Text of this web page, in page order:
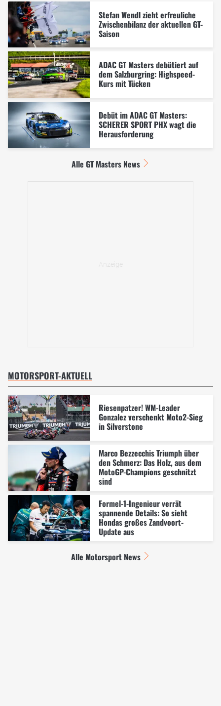
Stefan Wendl zieht erfreuliche
Zwischenbilanz der aktuellen GT-
Saison
ADAC GT Masters debütiert auf
dem Salzburgring: Highspeed-
Kurs mit Tücken
Debüt im ADAC GT Masters:
SCHERER SPORT PHX wagt die
Herausforderung
Alle GT Masters News
MOTORSPORT-AKTUELL
Riesenpatzer! WM-Leader
Gonzalez verschenkt Moto2-Sieg
in Silverstone
Marco Bezzecchis Triumph über
den Schmerz: Das Holz, aus dem
MotoGP-Champions geschnitzt
sind
Formel-1-Ingenieur verrät
spannende Details: So sieht
Hondas großes Zandvoort-
Update aus
Alle Motorsport News